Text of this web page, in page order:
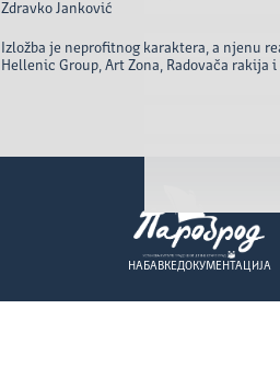
Zdravko Janković
Izložba je neprofitnog karaktera, a njenu
Hellenic Group, Art Zona, Radovača
НАБАВКЕДОКУМЕНТАЦИЈА